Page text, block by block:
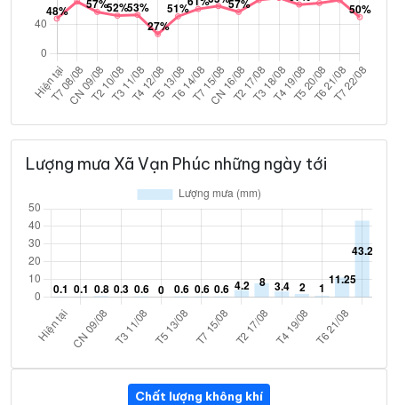
Lượng mưa Xã Vạn Phúc những ngày tới
Chất lượng không khí